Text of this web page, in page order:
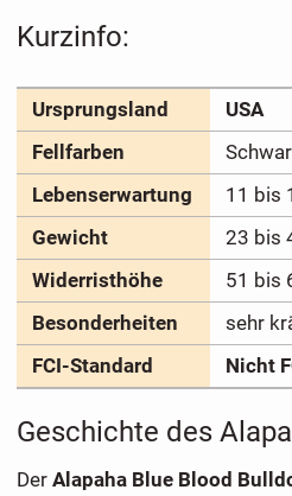
Kurzinfo:
Ursprungsland
USA
Fellfarben
Lebenserwartung
11 bis
Gewicht
23 bis
Widerristhöhe
51 bis
Besonderheiten
sehr
FCI-Standard
Nicht
Geschichte des
Der Alapaha Blue Blood